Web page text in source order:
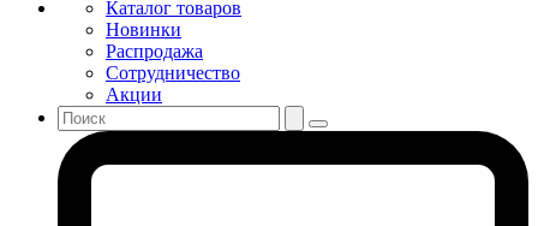
Каталог товаров
Новинки
Распродажа
Сотрудничество
Акции